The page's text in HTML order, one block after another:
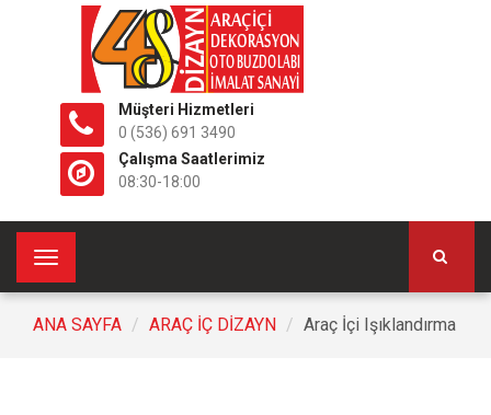
Müşteri Hizmetleri
0 (536) 691 3490
Çalışma Saatlerimiz
08:30-18:00
Toggle
navigation
ANA SAYFA ARAÇ İÇ DİZAYN Araç İçi Işıklandırma